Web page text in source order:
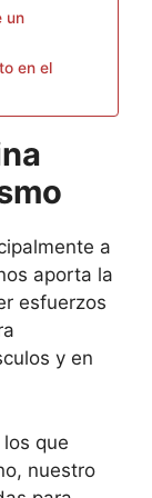
un
en el
a
aporta la
esfuerzos
y en
que
nuestro